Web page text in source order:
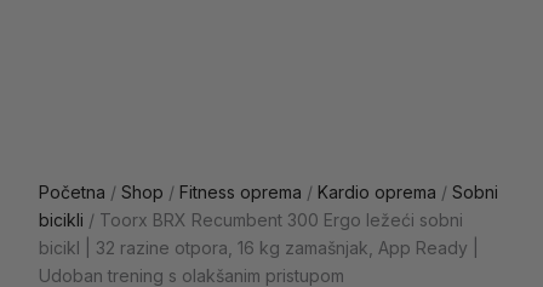
Početna / Shop / Fitness oprema / Kardio oprema / Sobni
bicikli / Toorx BRX Recumbent 300 Ergo ležeći sobni
bicikl | 32 razine otpora, 16 kg zamašnjak, App Ready |
Udoban trening s olakšanim pristupom